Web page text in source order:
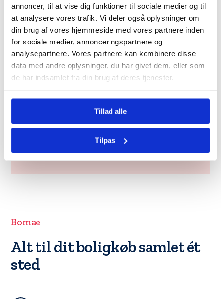
annoncer, til at vise dig funktioner til sociale medier og til
at analysere vores trafik. Vi deler også oplysninger om
din brug af vores hjemmeside med vores partnere inden
for sociale medier, annonceringspartnere og
analysepartnere. Vores partnere kan kombinere disse
data med andre oplysninger, du har givet dem, eller som
de har indsamlet fra din brug af deres tjenester.
Tillad alle
Tilpas
Vi repræsenterer
udelukkende køberen.
Hos Bomae har vi rådgivere med erfaring inden
for ejendomsmægler- og advokatbranchen samt
den finansielle sektor.
tryg og grundig købsproces.
Bomae
Alt til dit boligkøb samlet ét
sted